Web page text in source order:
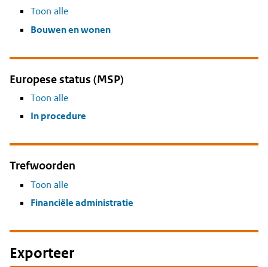
Toon alle
Bouwen en wonen
Europese status (MSP)
Toon alle
In procedure
Trefwoorden
Toon alle
Financiële administratie
Exporteer